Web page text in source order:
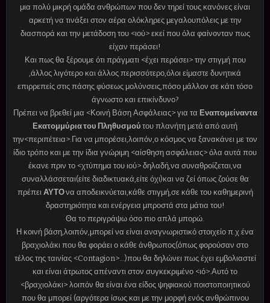
μια πολύ μικρή ομάδα ανθρώπων που δεν τηρεί τους κανόνες είναι
αρκετή να τινάξει στον αέρα ολόκληρες μεγαλουπόλεις με την
διασπορά και την μετάδοση του <ιού> εκεί που όλα φαίνονταν πως
είχαν περάσει!
Και πως θα ξέρουμε ότι πράγματι <έχει περάσει> την στιγμή που
,άλλος λιγότερο και άλλος περισσότερο,όλοι είμαστε δυνητικά
επιρρεπείς στις πάσης φύσεως μολύνσεις,πόσο μάλλον σε κάτι τόσο
άγνωστο και επικίνδυνο?
Πρέπει να βρεθεί μια <Κοινή Βάση Ασφάλειας> για τα Εναπομείναντα
Εκατομμύρια του Πληθυσμού του πλανήτη μετά από αυτή
την<περιπέτεια>.Για να μπορέσει,λοιπόν,ο κόσμος να ξανακάνει με τον
ίδιο τρόπο και με την ίδια γνώριμη <αίσθηση ασφάλειας> όλα αυτά που
έκανε πριν το <χτύπημα του ιού> δηλαδή,να συναθροίζεται,να
συναλλάσσεται(είτε διαδικτυακά,είτε όχι)και να ζεί όπως ζούσε θα
πρέπει ΑΥΤΟνα αποδεικνύεται,κάθε στιγμή,σε κάθε του καθημερινή
δραστηριότητα και ενέργεια μπροστά στα μάτια του!
Θα το περιγράψω όσο πιο απλά μπορώ.
Η κοινή βάση,λοιπόν,μπορεί να είναι αναγνωριστικό στοιχείο π.χ.ένα
βραχιολάκι που θα φοράει ο κάθε άνθρωπος(όπως φορούσαν στο
τέλος της ταινίας <Contagion>...)που θα δηλώνει πως έχει εμβολιαστεί
και είναι άτρωτος απέναντι στον συγκεκριμένο <ιό>.Αυτό το
<βραχιολάκι> λοιπόν θα είναι ένα είδος ψηφιακού ποιστοποιητικού
που θα μπορεί (αργότερα ίσως και με την μορφή ενός ανθρώπινου